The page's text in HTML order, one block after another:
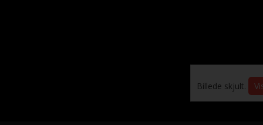
Billede skjult.